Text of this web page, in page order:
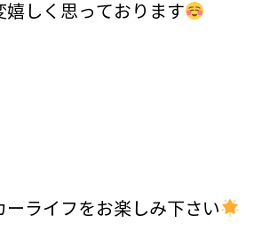
嬉しく思っております
ーライフをお楽しみ下さい